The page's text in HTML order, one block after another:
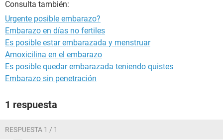
Consulta también:
Urgente posible embarazo?
Embarazo en días no fertiles
Es posible estar embarazada y menstruar
Amoxicilina en el embarazo
Es posible quedar embarazada teniendo quistes
Embarazo sin penetración
1 respuesta
RESPUESTA 1 / 1